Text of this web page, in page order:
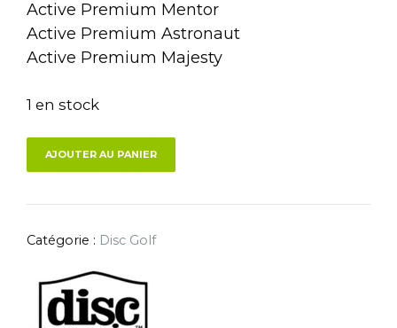
Active Premium Mentor
Active Premium Astronaut
Active Premium Majesty
1 en stock
AJOUTER AU PANIER
Catégorie : Disc Golf